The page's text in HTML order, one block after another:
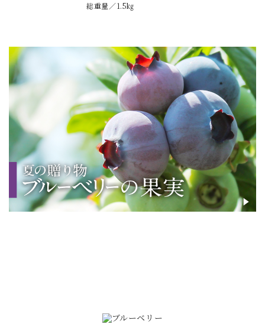
総重量／1.5㎏